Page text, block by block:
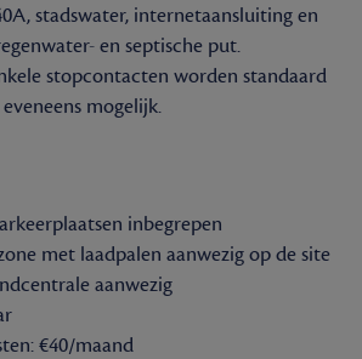
stadswater, internetaansluiting en
en septische put.
stopcontacten worden standaard
mogelijk.
inbegrepen
met laadpalen aanwezig op de site
aanwezig
€40/maand